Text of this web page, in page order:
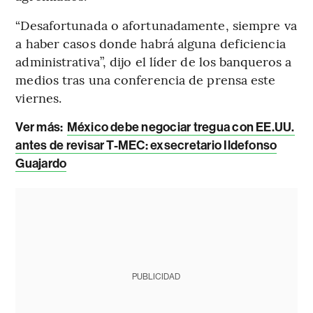
“Desafortunada o afortunadamente, siempre va
a haber casos donde habrá alguna deficiencia
administrativa”, dijo el líder de los banqueros a
medios tras una conferencia de prensa este
viernes.
Ver más: México debe negociar tregua con EE.UU.
antes de revisar T-MEC: exsecretario Ildefonso
Guajardo
PUBLICIDAD